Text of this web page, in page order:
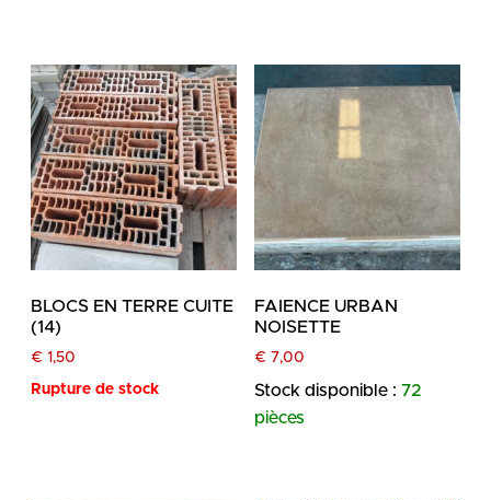
BLOCS EN TERRE CUITE
(14)
€ 1,50
Rupture de stock
FAIENCE URBAN
NOISETTE
€ 7,00
Stock disponible : 72
pièces